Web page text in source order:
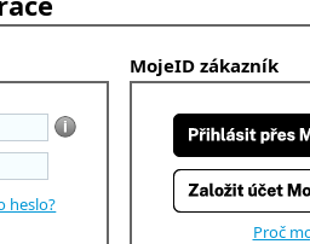
heslo?
MojeID zákazník
Proč